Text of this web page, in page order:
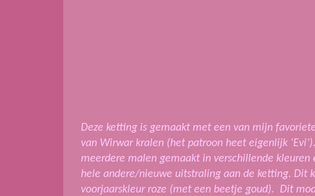
Deze ketting is gemaakt met een van mijn
van Wirwar kralen (het patroon heet eigenlijk
meerdere malen gemaakt in verschillende
hele andere/nieuwe uitstraling aan de ketting. Dit
voorjaarskleur roze (met een beetje goud). Dit